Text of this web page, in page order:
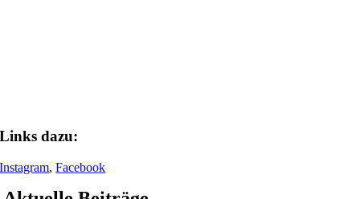
Links dazu:
Instagram,Facebook